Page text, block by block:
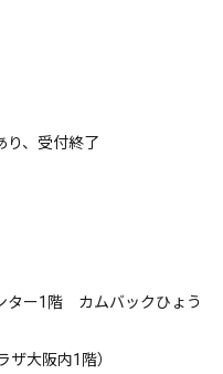
、受付終了
ター1階 カムバックひょう
ザ大阪内1階）